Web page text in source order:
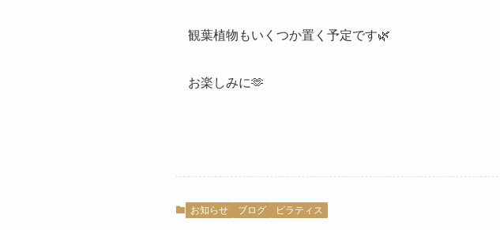
観葉植物もいくつか置く予定です🌿
お楽しみに🫶
お知らせ ブログ ピラティス